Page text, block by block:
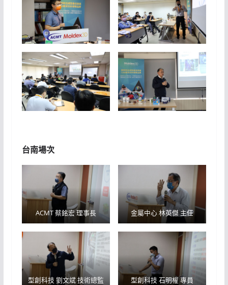
台南場次
ACMT 蔡銘宏 理事長 金屬中心 林英傑 主任
型創科技 劉文斌 技術總監 型創科技 石明權 專員